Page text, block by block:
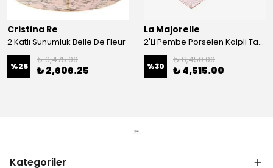
Cristina Re
2 Katlı Sunumluk Belle De Fleur
%25
₺ 3,475.00
₺ 2,606.25
La Majorelle
2'Li Pembe Porselen Kalpli Tabak 21,5 Cm La Majorelle
%30
₺ 6,450.00
₺ 4,515.00
Kategoriler